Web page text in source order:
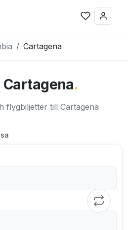
Cartagena
.
flygbiljetter till Cartagena